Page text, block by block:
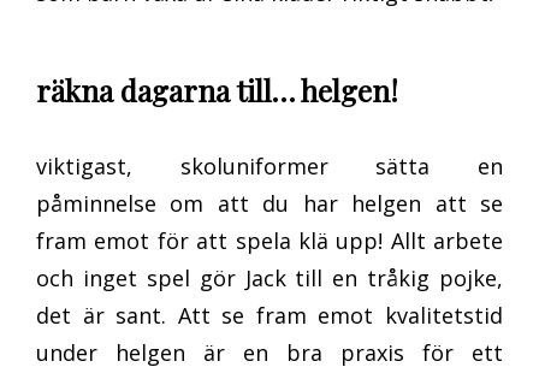
räkna dagarna till… helgen!
viktigast, skoluniformer sätta en
påminnelse om att du har helgen att se
fram emot för att spela klä upp! Allt arbete
och inget spel gör Jack till en tråkig pojke,
det är sant. Att se fram emot kvalitetstid
under helgen är en bra praxis för ett